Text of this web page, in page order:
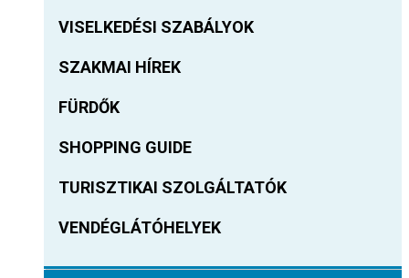
VISELKEDÉSI SZABÁLYOK
SZAKMAI HÍREK
FÜRDŐK
SHOPPING GUIDE
TURISZTIKAI SZOLGÁLTATÓK
VENDÉGLÁTÓHELYEK